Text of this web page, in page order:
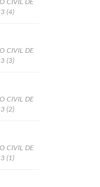
CIVIL DE
(4)
CIVIL DE
(3)
CIVIL DE
(2)
CIVIL DE
(1)